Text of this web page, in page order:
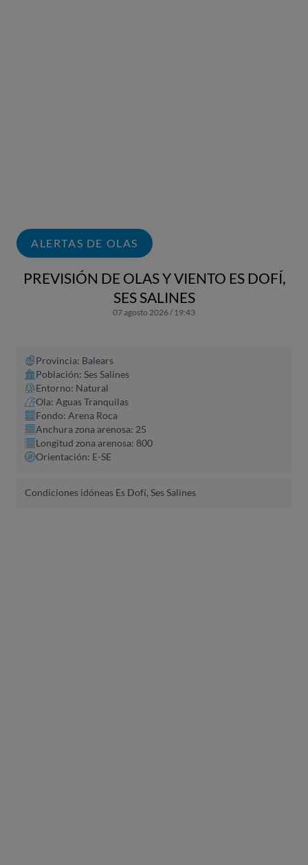
ALERTAS DE OLAS
PREVISIÓN DE OLAS Y VIENTO ES DOFÍ,
SES SALINES
07 agosto 2026 / 19:43
Provincia: Balears
Población: Ses Salines
Entorno: Natural
Ola: Aguas Tranquilas
Fondo: Arena Roca
Anchura zona arenosa: 25
Longitud zona arenosa: 800
Orientación: E-SE
Condiciones idóneas Es Dofí, Ses Salines